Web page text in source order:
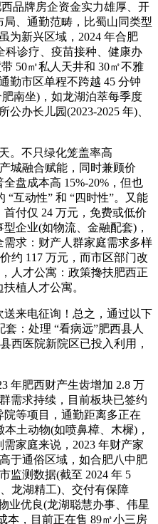
品牌房企资金实力雄厚、开
、通勤范畴，比蜀山同类型
为新兴区域，2024 年合肥
科诊疗、疫苗接种、健康办
50㎡私人天井和 30㎡不雅
勤市区单程不跨越 45 分钟
南坐)，如龙湖泊萃每季度
办长儿园(2023-2025 年)、
不只绿化笼盖率高
城融合赋能，同时兼顾价
盘成本高 15%-20%，但也
“互动性” 和 “四时性”。又能
付仅 24 万元，免费或低价
企业(如物流、金融配套)，
求：财产人群家庭需求多样
约 117 万元，而市区部门改
人才公寓：政策搀扶肥西正
植人才公寓。
来电征询！总之，通过以下
：处理 “看病远”肥西县人
西医院新院区已投入利用，
肥西财产生齿增加 2.8 万
需求持续，目前板块已签约
等项目，通勤距离多正在
土动物(如喷鼻樟、木樨)，
家庭来说，2023 年财产家
于通俗区域，如合肥八中肥
监测数据(截至 2024 年 5
龙湖精工)、交付有保障
业优良(龙湖聪慧办事、伟星
本，目前正在售 89㎡小三房